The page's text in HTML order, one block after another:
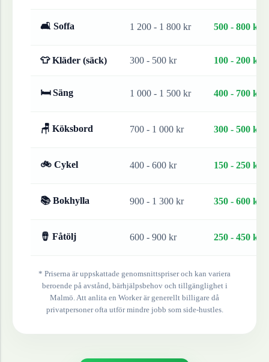
🛋 Soffa 1 200 - 1 800 kr 500 - 800 kr
👕 Kläder (säck) 300 - 500 kr 100 - 200 kr
🛏 Säng 1 000 - 1 500 kr 400 - 700 kr
🪑 Köksbord 700 - 1 000 kr 300 - 500 kr
🚲 Cykel 400 - 600 kr 150 - 250 kr
📚 Bokhylla 900 - 1 300 kr 350 - 600 kr
🪘 Fåtölj 600 - 900 kr 250 - 450 kr
* Priserna är uppskattade genomsnittspriser och kan variera
beroende på avstånd, bärhjälpsbehov och tillgänglighet i
Malmö. Att anlita en Worker är generellt billigare då
privatpersoner ofta utför mindre jobb som side-hustles.